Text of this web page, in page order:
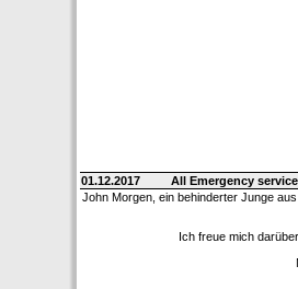
01.12.2017
All Emergency
John Morgen, ein behinderter Junge
Ich freue mich